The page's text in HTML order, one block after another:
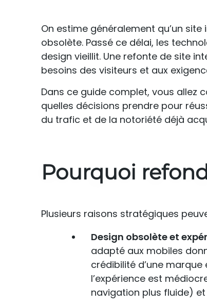
On estime généralement qu’un
obsolète. Passé ce délai, les
design vieillit. Une refonte de site
besoins des visiteurs et aux
Dans ce guide complet, vous allez
quelles décisions prendre pour
du trafic et de la notoriété déjà
Pourquoi
Plusieurs raisons stratégiques
Design obsolète et
adapté aux mobiles
crédibilité d’une
l’expérience est
navigation plus fluide)